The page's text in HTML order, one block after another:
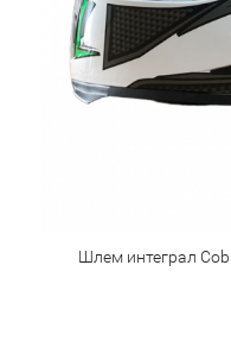
Шлем интеграл